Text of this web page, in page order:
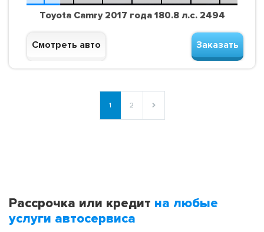
Toyota Camry 2017 года 180.8 л.с. 2494
Смотреть авто Заказать
1 2
Рассрочка или кредит на любые
услуги автосервиса